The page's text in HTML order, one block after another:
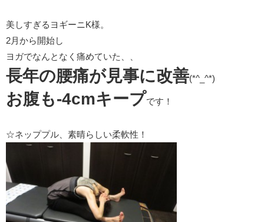
美しすぎるヨギーニK様。
2月から開始し
ヨガでなんとなく痛めていた、、
長年の腰痛が見事に改善(*^_^*)
お腹も-4cmキープです！
☆ネッププル、素晴らしい柔軟性！